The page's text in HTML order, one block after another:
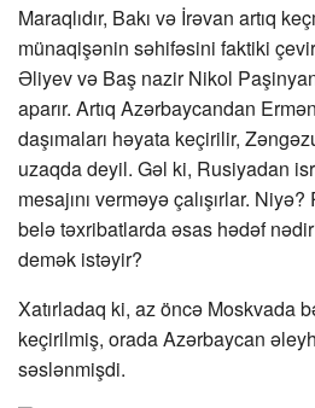
Maraqlıdır, Bakı və İrəvan artıq
münaqişənin səhifəsini faktiki
Əliyev və Baş nazir Nikol
aparır. Artıq Azərbaycandan
daşımaları həyata keçirilir,
uzaqda deyil. Gəl ki, Rusiyadan
mesajını verməyə çalışırlar.
belə təxribatlarda əsas hədəf
demək istəyir?
Xatırladaq ki, az öncə Moskvada
keçirilmiş, orada Azərbaycan
səslənmişdi.